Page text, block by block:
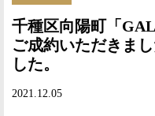
千種区向陽町「
ご成約いただきま
した。
2021.12.05